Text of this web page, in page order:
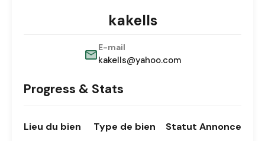
kakells
E-mail
kakells@yahoo.com
Progress & Stats
Lieu du bien Type de bien Statut Annonce